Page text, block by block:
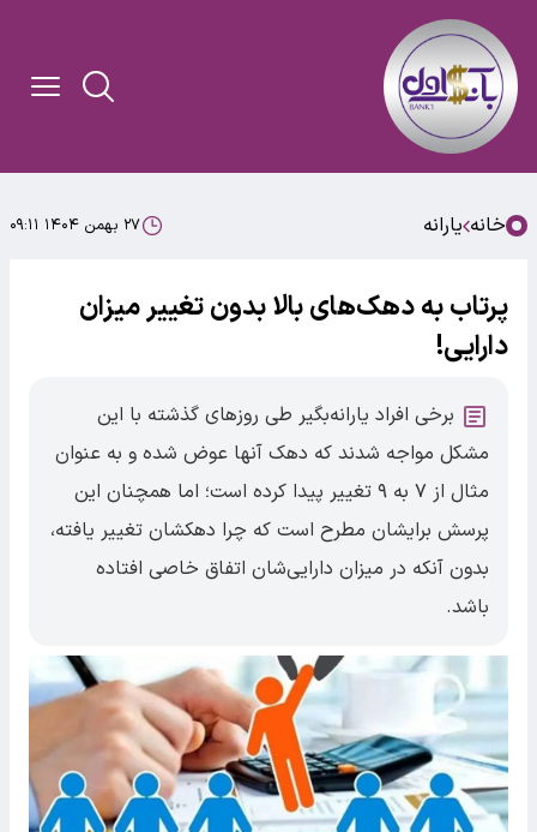
خانه یارانه ۲۷ بهمن ۱۴۰۴ ۰۹:۱۱
پرتاب به دهک‌های بالا بدون تغییر میزان
دارایی!
برخی افراد یارانه‌بگیر طی روزهای گذشته با این
مشکل مواجه شدند که دهک آنها عوض شده و به عنوان
مثال از ۷ به ۹ تغییر پیدا کرده‌ است؛ اما همچنان این
پرسش برایشان مطرح است که چرا دهکشان تغییر یافته،
بدون آنکه در میزان دارایی‌شان اتفاق خاصی افتاده
باشد.